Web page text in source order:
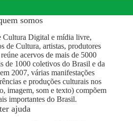
somos
Cultura Digital e mídia livre,
de Cultura, artistas, produtores
acervos de mais de 5000
de 1000 coletivos do Brasil e da
2007, várias manifestações
e produções culturais nos
imagem, som e texto) compõem
importantes do Brasil.
ajuda